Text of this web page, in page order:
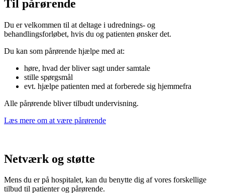
Til pårørende
Du er velkommen til at deltage i udrednings- og
behandlingsforløbet, hvis du og patienten ønsker det.
Du kan som pårørende hjælpe med at:
høre, hvad der bliver sagt under samtale
stille spørgsmål
evt. hjælpe patienten med at forberede sig hjemmefra
Alle pårørende bliver tilbudt undervisning.
Læs mere om at være pårørende
Netværk og støtte
Mens du er på hospitalet, kan du benytte dig af vores forskellige
tilbud til patienter og pårørende.